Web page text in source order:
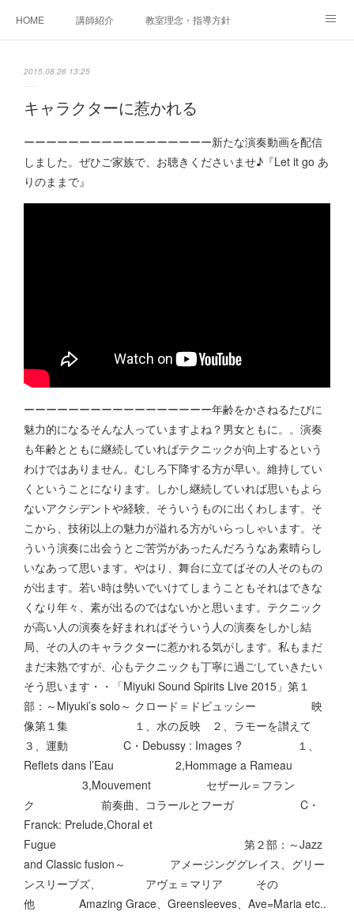
HOME 講師紹介 教室理念・指導方針
演奏スケジュール
2015.08.26 13:25
キャラクターに惹かれる
ーーーーーーーーーーーーーーーーー新たな演奏動画を配信
しました。ぜひご家族で、お聴きくださいませ♪『Let it go あ
りのままで』
ーーーーーーーーーーーーーーーーー年齢をかさねるたびに
魅力的になるそんな人っていますよね？男女ともに。。演奏
も年齢とともに継続していればテクニックが向上するという
わけではありません。むしろ下降する方が早い。維持してい
くということになります。しかし継続していれば思いもよら
ないアクシデントや経験、そういうものに出くわします。そ
こから、技術以上の魅力が溢れる方がいらっしゃいます。そ
ういう演奏に出会うとご苦労があったんだろうなあ素晴らし
いなあって思います。やはり、舞台に立てばその人そのもの
が出ます。若い時は勢いでいけてしまうこともそれはできな
くなり年々、素が出るのではないかと思います。テクニック
が高い人の演奏を好まれればそういう人の演奏をしかし結
局、その人のキャラクターに惹かれる気がします。私もまだ
まだ未熟ですが、心もテクニックも丁寧に過ごしていきたい
そう思います・・「Miyuki Sound Spirits Live 2015」第１
部：～Miyuki’s solo～ クロード＝ドビュッシー 映
像第１集 １、水の反映 ２、ラモーを讃えて
３、運動 C・Debussy : Images ? １、
Reflets dans l’Eau 2,Hommage a Rameau
3,Mouvement セザール＝フラン
ク 前奏曲、コラールとフーガ C・
Franck: Prelude,Choral et
Fugue 第２部：～Jazz
and Classic fusion～ アメージンググレイス、グリー
ンスリーブズ、 アヴェ＝マリア その
他 Amazing Grace、Greensleeves、Ave=Maria etc..